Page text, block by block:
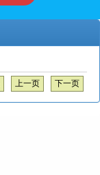
上一页 下一页